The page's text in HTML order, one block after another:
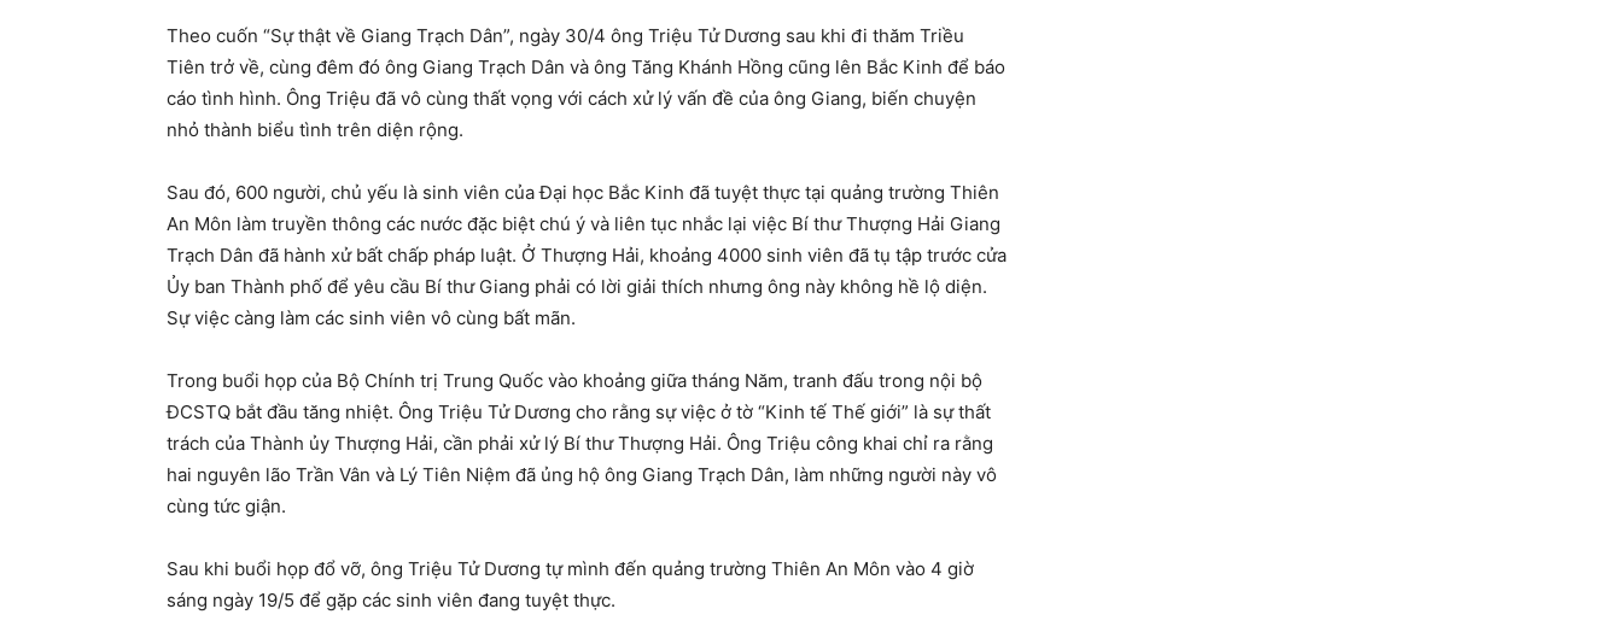
Theo cuốn “Sự thật về Giang Trạch Dân”, ngày 30/4 ông Triệu Tử Dương sau khi đi thăm Triều
Tiên trở về, cùng đêm đó ông Giang Trạch Dân và ông Tăng Khánh Hồng cũng lên Bắc Kinh để báo
cáo tình hình. Ông Triệu đã vô cùng thất vọng với cách xử lý vấn đề của ông Giang, biến chuyện
nhỏ thành biểu tình trên diện rộng.
Sau đó, 600 người, chủ yếu là sinh viên của Đại học Bắc Kinh đã tuyệt thực tại quảng trường Thiên
An Môn làm truyền thông các nước đặc biệt chú ý và liên tục nhắc lại việc Bí thư Thượng Hải Giang
Trạch Dân đã hành xử bất chấp pháp luật. Ở Thượng Hải, khoảng 4000 sinh viên đã tụ tập trước cửa
Ủy ban Thành phố để yêu cầu Bí thư Giang phải có lời giải thích nhưng ông này không hề lộ diện.
Sự việc càng làm các sinh viên vô cùng bất mãn.
Trong buổi họp của Bộ Chính trị Trung Quốc vào khoảng giữa tháng Năm, tranh đấu trong nội bộ
ĐCSTQ bắt đầu tăng nhiệt. Ông Triệu Tử Dương cho rằng sự việc ở tờ “Kinh tế Thế giới” là sự thất
trách của Thành ủy Thượng Hải, cần phải xử lý Bí thư Thượng Hải. Ông Triệu công khai chỉ ra rằng
hai nguyên lão Trần Vân và Lý Tiên Niệm đã ủng hộ ông Giang Trạch Dân, làm những người này vô
cùng tức giận.
Sau khi buổi họp đổ vỡ, ông Triệu Tử Dương tự mình đến quảng trường Thiên An Môn vào 4 giờ
sáng ngày 19/5 để gặp các sinh viên đang tuyệt thực.